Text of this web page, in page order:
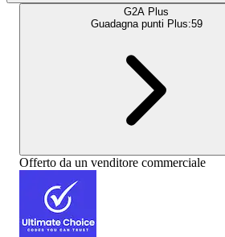
G2A Plus
Guadagna punti Plus:59
Offerto da un venditore commerciale